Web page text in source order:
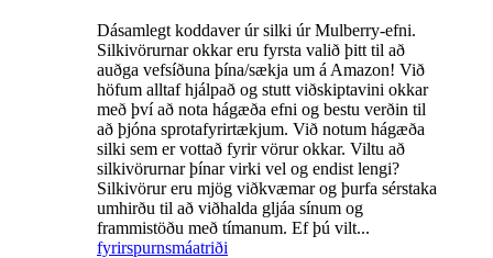
Dásamlegt koddaver úr silki úr Mulberry-efni.
Silkivörurnar okkar eru fyrsta valið þitt til að
auðga vefsíðuna þína/sækja um á Amazon! Við
höfum alltaf hjálpað og stutt viðskiptavini okkar
með því að nota hágæða efni og bestu verðin til
að þjóna sprotafyrirtækjum. Við notum hágæða
silki sem er vottað fyrir vörur okkar. Viltu að
silkivörurnar þínar virki vel og endist lengi?
Silkivörur eru mjög viðkvæmar og þurfa sérstaka
umhirðu til að viðhalda gljáa sínum og
frammistöðu með tímanum. Ef þú vilt...
fyrirspurnsmáatriði